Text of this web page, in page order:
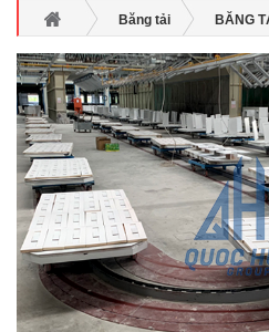
Băng tải BĂNG
DANH SÁCH BĂNG TẢI NGÀNH
Băng Tải Chạy Trên Đường Ray